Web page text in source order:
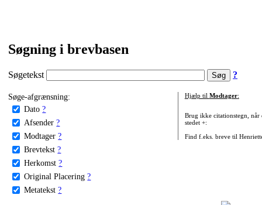
Søgning i brevbasen
Søgetekst ?
Søge-afgrænsning:
Dato ?
Afsender ?
Modtager ?
Brevtekst ?
Herkomst ?
Original Placering ?
Metatekst ?
Hjælp til Modtager:
Brug ikke citationstegn, når
stedet +:
Find f.eks. breve til